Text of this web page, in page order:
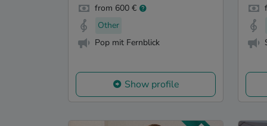
from 600 €
Other
Pop mit Fernblick
Show profile